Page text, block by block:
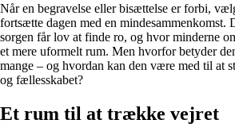
Når en begravelse eller bisættelse er forbi,
fortsætte dagen med en mindesammenkomst.
sorgen får lov at finde ro, og hvor minderne
et mere uformelt rum. Men hvorfor betyder
mange – og hvordan kan den være med til at
og fællesskabet?
Et rum til at trække vejret